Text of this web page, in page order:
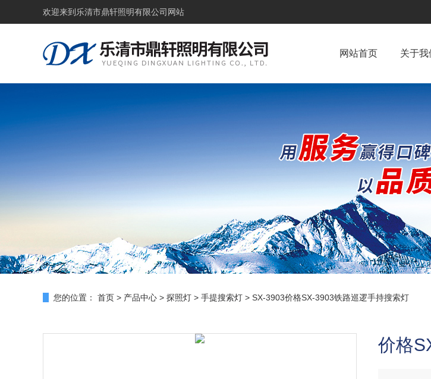
欢迎来到 乐清市鼎轩照明有限公司网站
网站首页 关于我
您的位置： 首页 > 产品中心 > 探照灯 > 手提搜索灯 > SX-3903价格SX-3903铁路巡逻手持搜索灯
价格